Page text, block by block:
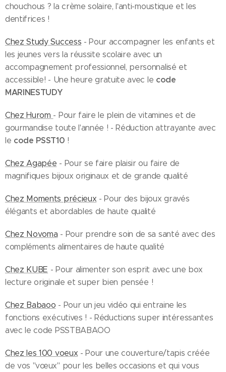
chouchous ? la crème solaire, l'anti-moustique et les
dentifrices !
Chez Study Success - Pour accompagner les enfants et
les jeunes vers la réussite scolaire avec un
accompagnement professionnel, personnalisé et
accessible! - Une heure gratuite avec le code
MARINESTUDY
Chez Hurom - Pour faire le plein de vitamines et de
gourmandise toute l'année ! - Réduction attrayante avec
le code PSST10 !
Chez Agapée - Pour se faire plaisir ou faire de
magnifiques bijoux originaux et de grande qualité
Chez Moments précieux - Pour des bijoux gravés
élégants et abordables de haute qualité
Chez Novoma - Pour prendre soin de sa santé avec des
compléments alimentaires de haute qualité
Chez KUBE - Pour alimenter son esprit avec une box
lecture originale et super bien pensée !
Chez Babaoo - Pour un jeu vidéo qui entraine les
fonctions exécutives ! - Réductions super intéressantes
avec le code PSSTBABAOO
Chez les 100 voeux - Pour une couverture/tapis créée
de vos "vœux" pour les belles occasions et qui vous